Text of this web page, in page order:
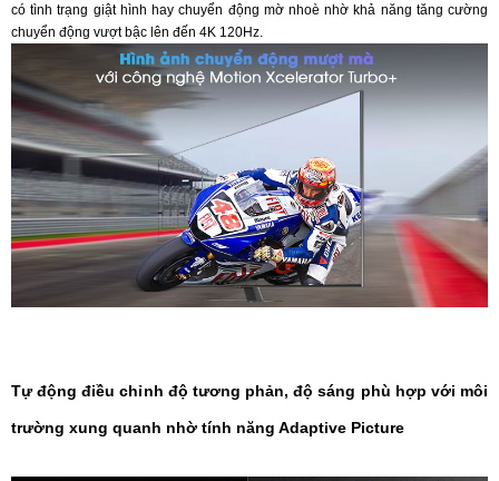
có tình trạng giật hình hay chuyển động mờ nhoè nhờ khả năng tăng cường
chuyển động vượt bậc lên đến 4K 120Hz.
Tự động điều chỉnh độ tương phản, độ sáng phù hợp với môi
trường xung quanh nhờ tính năng Adaptive Picture